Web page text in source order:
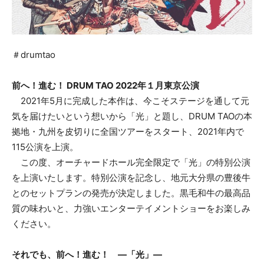
＃drumtao
前へ！進む！ DRUM TAO 2022年 １月東京公演
2021年5月に完成した本作は、今こそステージを通して元
気を届けたいという想いから「光」と題し、DRUM TAOの本
拠地・九州を皮切りに全国ツアーをスタート、2021年内で
115公演を上演。
この度、オーチャードホール完全限定で「光」の特別公演
を上演いたします。特別公演を記念し、地元大分県の豊後牛
とのセットプランの発売が決定しました。黒毛和牛の最高品
質の味わいと、力強いエンターテイメントショーをお楽しみ
ください。
それでも、前へ！進む！ ―「光」―